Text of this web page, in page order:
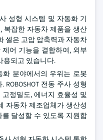
성형 시스템 및 자동화 기
복잡한 자동차 제품을 생산
셀은 고압 압축력과 자동차
어 기능을 결합하여, 외부
용되고 있습니다.
분야에서의 우위는 로봇
전동 주사 성형
정밀도, 에너지 효율성 및
자동차 제조업체가 생산성
달성할 수 있도록 지원합